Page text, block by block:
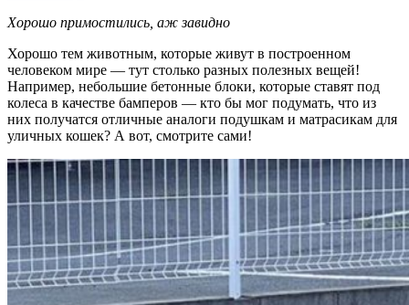
Хорошо примостились, аж завидно
Хорошо тем животным, которые живут в построенном
человеком мире — тут столько разных полезных вещей!
Например, небольшие бетонные блоки, которые ставят под
колеса в качестве бамперов — кто бы мог подумать, что из
них получатся отличные аналоги подушкам и матрасикам для
уличных кошек? А вот, смотрите сами!